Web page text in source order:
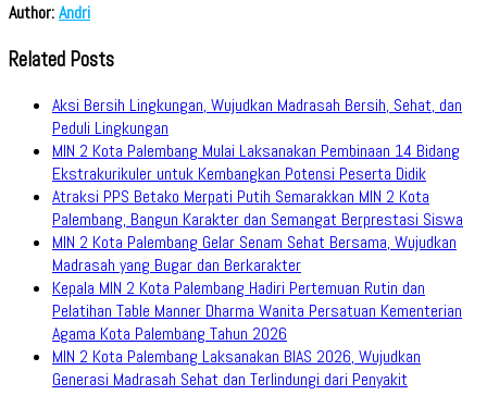
Author:Andri
Related Posts
Aksi Bersih Lingkungan, Wujudkan Madrasah Bersih, Sehat, dan
Peduli Lingkungan
MIN 2 Kota Palembang Mulai Laksanakan Pembinaan 14 Bidang
Ekstrakurikuler untuk Kembangkan Potensi Peserta Didik
Atraksi PPS Betako Merpati Putih Semarakkan MIN 2 Kota
Palembang, Bangun Karakter dan Semangat Berprestasi Siswa
MIN 2 Kota Palembang Gelar Senam Sehat Bersama, Wujudkan
Madrasah yang Bugar dan Berkarakter
Kepala MIN 2 Kota Palembang Hadiri Pertemuan Rutin dan
Pelatihan Table Manner Dharma Wanita Persatuan Kementerian
Agama Kota Palembang Tahun 2026
MIN 2 Kota Palembang Laksanakan BIAS 2026, Wujudkan
Generasi Madrasah Sehat dan Terlindungi dari Penyakit